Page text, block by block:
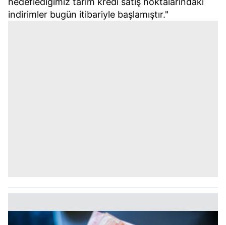
indirimler bugün itibariyle başlamıştır."